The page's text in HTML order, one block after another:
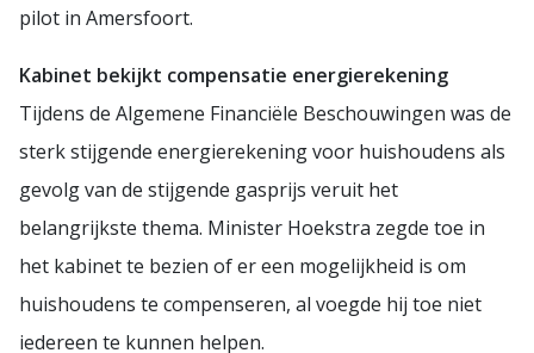
pilot in Amersfoort.
Kabinet bekijkt compensatie energierekening
Tijdens de Algemene Financiële Beschouwingen was de
sterk stijgende energierekening voor huishoudens als
gevolg van de stijgende gasprijs veruit het
belangrijkste thema. Minister Hoekstra zegde toe in
het kabinet te bezien of er een mogelijkheid is om
huishoudens te compenseren, al voegde hij toe niet
iedereen te kunnen helpen.